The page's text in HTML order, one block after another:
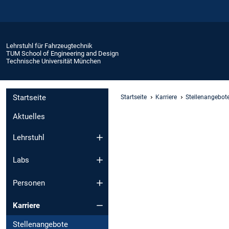
Lehrstuhl für Fahrzeugtechnik
TUM School of Engineering and Design
Technische Universität München
Startseite
Aktuelles
Lehrstuhl
Labs
Personen
Karriere
Stellenangebote
Startseite Karriere